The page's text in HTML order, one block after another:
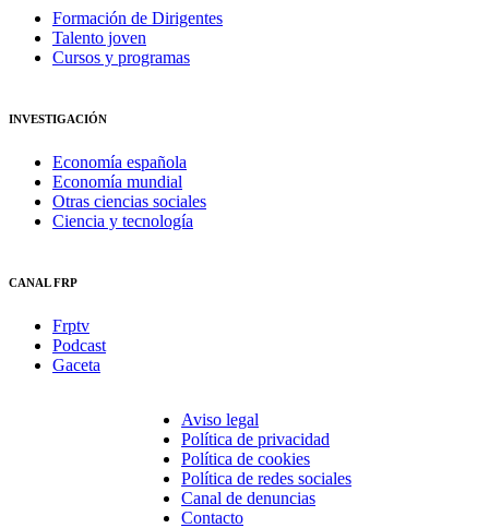
Formación de Dirigentes
Talento joven
Cursos y programas
INVESTIGACIÓN
Economía española
Economía mundial
Otras ciencias sociales
Ciencia y tecnología
CANAL FRP
Frptv
Podcast
Gaceta
Aviso legal
Política de privacidad
Política de cookies
Política de redes sociales
Canal de denuncias
Contacto